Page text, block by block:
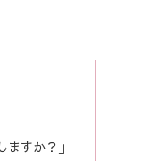
すか？」